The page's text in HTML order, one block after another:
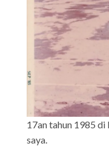
17an tahun 1985 di
saya.